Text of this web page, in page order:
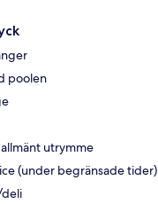
poolen
utrymme
(under begränsade tider)